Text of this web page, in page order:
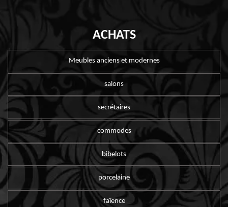
ACHATS
Meubles anciens et modernes
salons
secrétaires
commodes
bibelots
porcelaine
faïence